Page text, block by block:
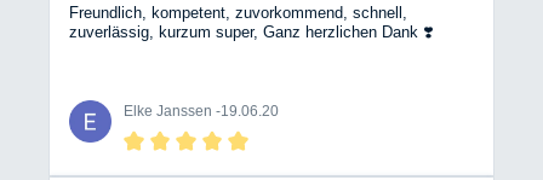
Freundlich, kompetent, zuvorkommend, schnell,
zuverlässig, kurzum super, Ganz herzlichen Dank ❣️
Elke Janssen -19.06.20